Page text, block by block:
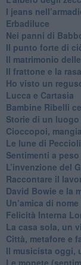
​I jeans
Erbadiluce
Nei panni di
​Il punto forte di
​Il matrimonio
​Il frattone e la
​Ho visto un
Lucca e Cartasia
Bambine Ribelli
Storie di un
Cioccopoi,
​Le lune di Peccioli
​Sentimenti a peso
​L’invenzione del
​Raccontare il
David Bowie e la
Un’amica di
​Felicità Interna
​La casa sola, un
​Città, metafore e
Il musicista oggi,
Le monete